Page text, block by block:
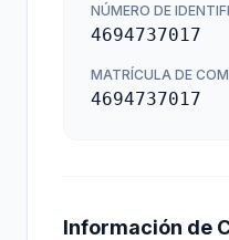
NÚMERO DE
4694737017
MATRÍCULA DE
4694737017
Información de